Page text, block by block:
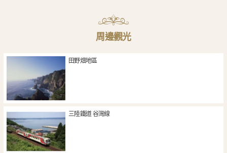
周邊觀光
田野畑地區
三陸鐵道 谷灣線